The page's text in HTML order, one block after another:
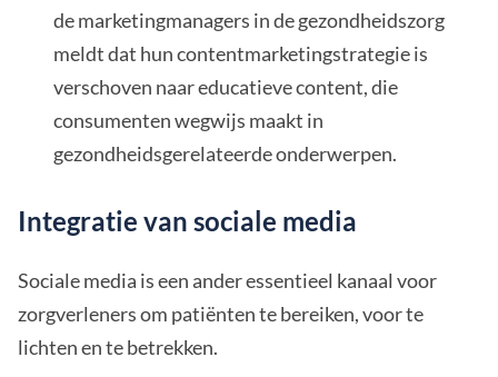
de marketingmanagers in de gezondheidszorg
meldt dat hun contentmarketingstrategie is
verschoven naar educatieve content, die
consumenten wegwijs maakt in
gezondheidsgerelateerde onderwerpen.
Integratie van sociale media
Sociale media is een ander essentieel kanaal voor
zorgverleners om patiënten te bereiken, voor te
lichten en te betrekken.